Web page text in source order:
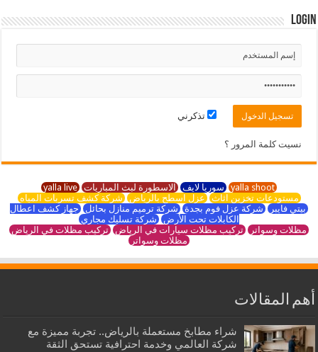
Login
تذكرني
نسيت كلمة المرور ؟
yalla shoot سوريا لايف الاسطورة لبث المباريات yalla live
مستودعات تخزين اثاث عزل اسطح بالرياض شركة كشف تسربات المياه
بيتي فايبر شركة عزل فوم بجدة شركة ترميم منازل بحائل جهاز كشف اعطال
الكابلات تحت الأرض شركة تسليك مجاري
مظلات وسواتر تركيب مظلات سيارات في الرياض تركيب مظلات في الرياض
مظلات وسواتر
أهم المقالات
شراء مطابخ مستعملة بالرياض.. تجربة مميزة مع
شركة العالمي وخدمة احترافية تستحق الثقة